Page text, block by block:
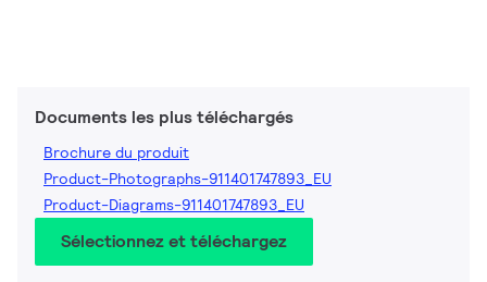
Documents les plus téléchargés
Brochure du produit
Product-Photographs-911401747893_EU
Product-Diagrams-911401747893_EU
Sélectionnez et téléchargez